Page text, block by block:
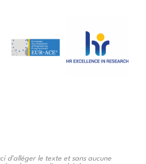
d'alléger le texte et sans aucune